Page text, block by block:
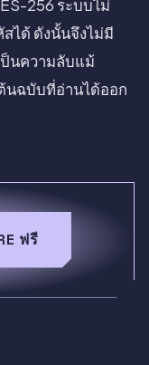
256 ระบบไม่
ได้ ดังนั้นจึงไม่มี
นความลับแม้
นฉบับที่อ่านได้ออก
ฟรี